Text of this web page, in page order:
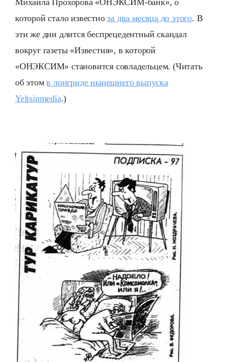
Михаила Прохорова «ОНЭКСИМ-банк», о
которой стало известноза два месяца до этого. В
эти же дни длится беспрецедентный скандал
вокруг газеты «Известия», в которой
«ОНЭКСИМ» становится совладельцем. (Читать
об этомв лонгриде нынешнего выпуска
Yeltsinmedia.)